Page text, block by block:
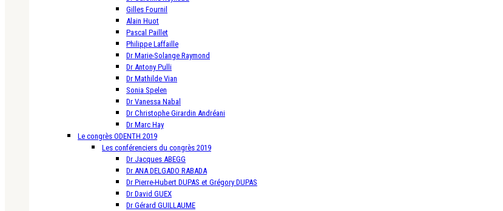
Gilles Fournil
Alain Huot
Pascal Paillet
Philippe Laffaille
Dr Marie-Solange Raymond
Dr Antony Pulli
Dr Mathilde Vian
Sonia Spelen
Dr Vanessa Nabal
Dr Christophe Girardin Andréani
Dr Marc Hay
Le congrès ODENTH 2019
Les conférenciers du congrès 2019
Dr Jacques ABEGG
Dr ANA DELGADO RABADA
Dr Pierre-Hubert DUPAS et Grégory DUPAS
Dr David GUEX
Dr Gérard GUILLAUME